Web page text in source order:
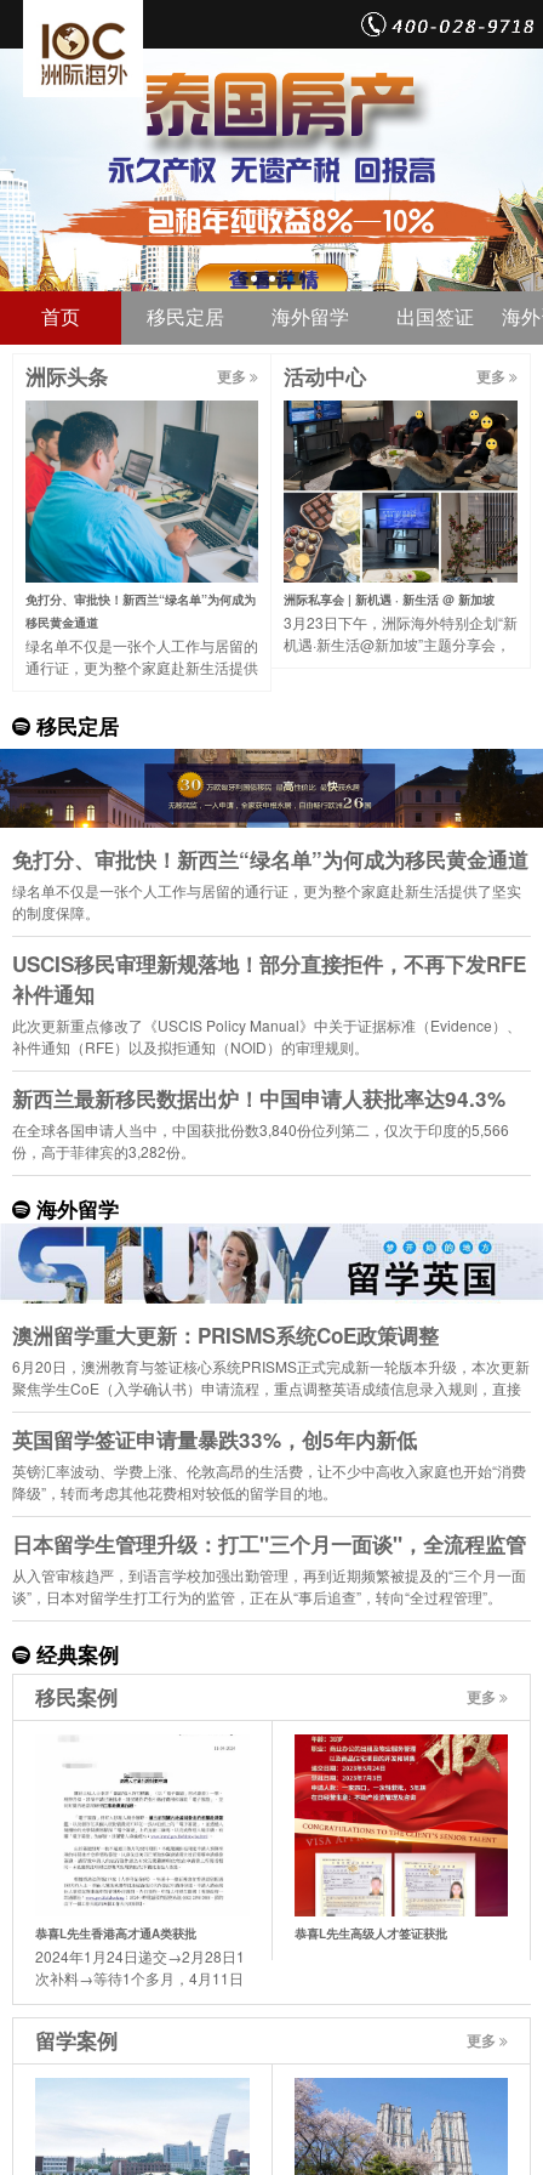
首页 移民定居 海外留学 出国签证 海
洲际头条 更多
免打分、审批快！新西兰“绿名单”为何成为
移民黄金通道
绿名单不仅是一张个人工作与居留的
通行证，更为整个家庭赴新生活提供
活动中心 更多
洲际私享会 | 新机遇 · 新生活 @ 新加坡
3月23日下午，洲际海外特别企划“新
机遇·新生活@新加坡”主题分享会，
移民定居
免打分、审批快！新西兰“绿名单”为何成为移民黄金通道
绿名单不仅是一张个人工作与居留的通行证，更为整个家庭赴新生活提供了坚实
的制度保障。
USCIS移民审理新规落地！部分直接拒件，不再下发RFE
补件通知
此次更新重点修改了《USCIS Policy Manual》中关于证据标准（Evidence）、
补件通知（RFE）以及拟拒通知（NOID）的审理规则。
新西兰最新移民数据出炉！中国申请人获批率达94.3%
在全球各国申请人当中，中国获批份数3,840份位列第二，仅次于印度的5,566
份，高于菲律宾的3,282份。
海外留学
澳洲留学重大更新：PRISMS系统CoE政策调整
6月20日，澳洲教育与签证核心系统PRISMS正式完成新一轮版本升级，本次更新
聚焦学生CoE（入学确认书）申请流程，重点调整英语成绩信息录入规则，直接
影响2026年下半年入学的留学生申请。
英国留学签证申请量暴跌33%，创5年内新低
英镑汇率波动、学费上涨、伦敦高昂的生活费，让不少中高收入家庭也开始“消费
降级”，转而考虑其他花费相对较低的留学目的地。
日本留学生管理升级：打工"三个月一面谈"，全流程监管
从入管审核趋严，到语言学校加强出勤管理，再到近期频繁被提及的“三个月一面
谈”，日本对留学生打工行为的监管，正在从“事后追查”，转向“全过程管理”。
经典案例
移民案例
更多
恭喜L先生香港高才通A类获批
2024年1月24日递交→2月28日1
次补料→等待1个多月，4月11日
迎来了喜讯。
恭喜L先生高级人才签证获批
留学案例 更多